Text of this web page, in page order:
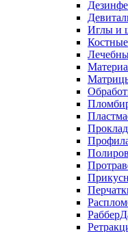
Иглы и